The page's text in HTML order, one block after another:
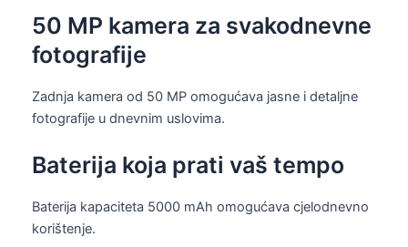
50 MP kamera za svakodnevne
fotografije
Zadnja kamera od 50 MP omogućava jasne i detaljne
fotografije u dnevnim uslovima.
Baterija koja prati vaš tempo
Baterija kapaciteta 5000 mAh omogućava cjelodnevno
korištenje.